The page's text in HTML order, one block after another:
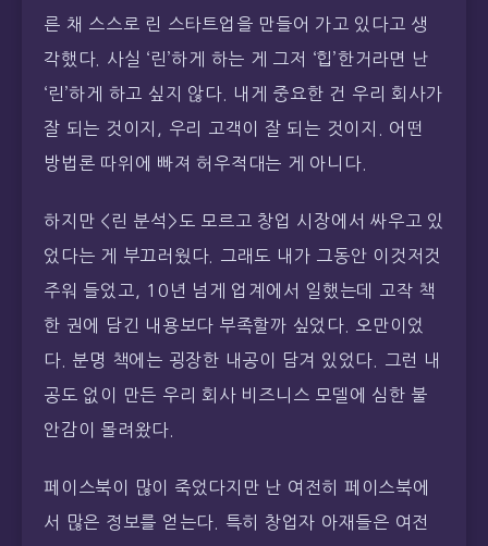
른 채 스스로 린 스타트업을 만들어 가고 있다고 생
각했다. 사실 ‘린’하게 하는 게 그저 ‘힙’한거라면 난
‘린’하게 하고 싶지 않다. 내게 중요한 건 우리 회사가
잘 되는 것이지, 우리 고객이 잘 되는 것이지. 어떤
방법론 따위에 빠져 허우적대는 게 아니다.
하지만 <린 분석>도 모르고 창업 시장에서 싸우고 있
었다는 게 부끄러웠다. 그래도 내가 그동안 이것저것
주워 들었고, 10년 넘게 업계에서 일했는데 고작 책
한 권에 담긴 내용보다 부족할까 싶었다. 오만이었
다. 분명 책에는 굉장한 내공이 담겨 있었다. 그런 내
공도 없이 만든 우리 회사 비즈니스 모델에 심한 불
안감이 몰려왔다.
페이스북이 많이 죽었다지만 난 여전히 페이스북에
서 많은 정보를 얻는다. 특히 창업자 아재들은 여전